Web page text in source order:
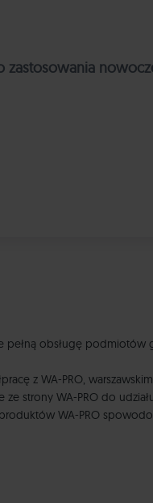
zastosowania
pełną obsługę
z WA-PRO,
strony WA-PRO do
WA-PRO